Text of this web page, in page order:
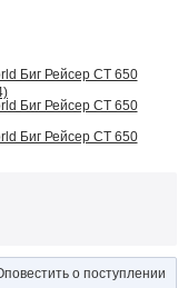
о поступлении